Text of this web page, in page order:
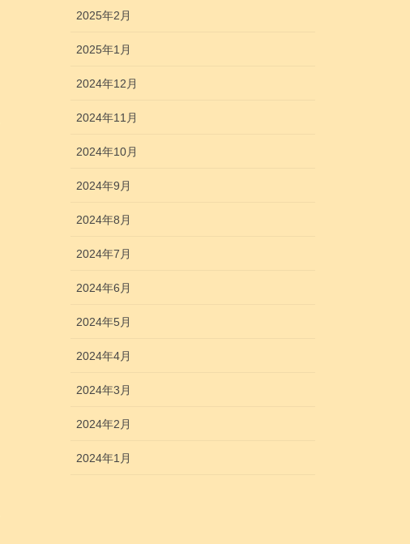
2025年2月
2025年1月
2024年12月
2024年11月
2024年10月
2024年9月
2024年8月
2024年7月
2024年6月
2024年5月
2024年4月
2024年3月
2024年2月
2024年1月